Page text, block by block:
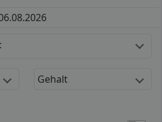
Gehalt